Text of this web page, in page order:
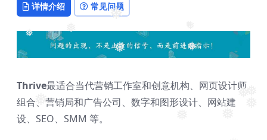
❅
❅
❅
❅
❅
详情介绍 常见问题
Thrive最适合当代营销工作室和创意机构、网页设计师
组合、营销局和广告公司、数字和图形设计、网站建
设、SEO、SMM 等。